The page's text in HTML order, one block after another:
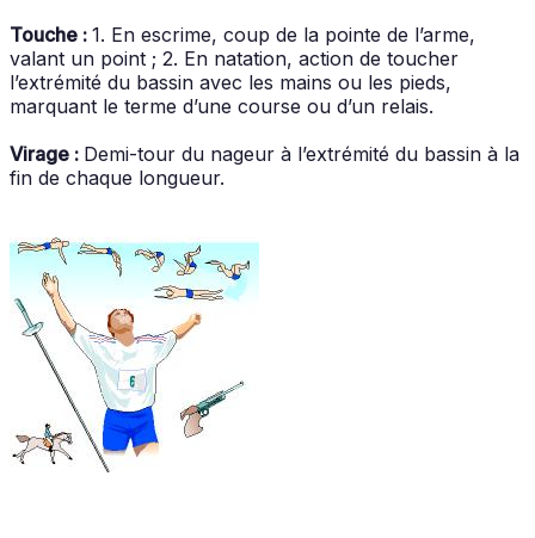
Touche : 1. En escrime, coup de la pointe de l’arme,
valant un point ; 2. En natation, action de toucher
l’extrémité du bassin avec les mains ou les pieds,
marquant le terme d’une course ou d’un relais.
Virage : Demi-tour du nageur à l’extrémité du bassin à la
fin de chaque longueur.